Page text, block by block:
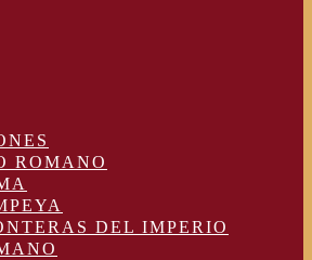
ROMANO
DEL IMPERIO